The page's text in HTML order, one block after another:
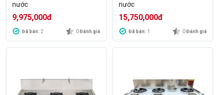
nước
9,975,000đ
Đã bán: 2 0Đánh giá
nước
15,750,000đ
Đã bán: 1 0Đánh giá